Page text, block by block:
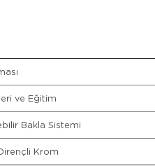
ve Eğitim
Bakla Sistemi
Krom